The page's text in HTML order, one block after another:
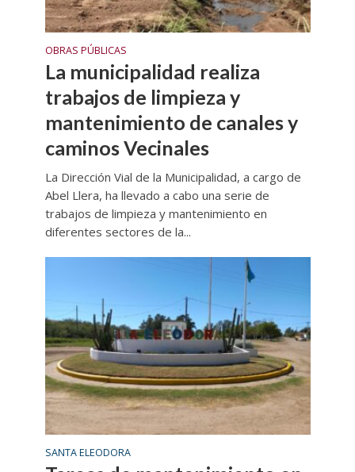
OBRAS PÚBLICAS
La municipalidad realiza
trabajos de limpieza y
mantenimiento de canales y
caminos Vecinales
La Dirección Vial de la Municipalidad, a cargo de
Abel Llera, ha llevado a cabo una serie de
trabajos de limpieza y mantenimiento en
diferentes sectores de la...
SANTA ELEODORA